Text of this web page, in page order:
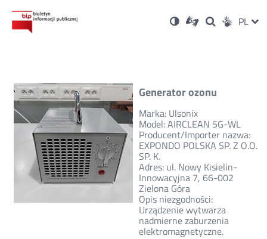
Ustawienia
Wersja
kontrastowa
Dla
niesłyszących
OtwórzOtwórz
w
Otwórz
w
Social PL
Generator ozonu
Marka: Ulsonix
Model: AIRCLEAN 5G-WL
Producent/Importer nazwa:
EXPONDO POLSKA SP. Z O.O.
SP. K.
Adres: ul. Nowy Kisielin-
Innowacyjna 7, 66-002
Zielona Góra
Opis niezgodności:
Urządzenie wytwarza
nadmierne zaburzenia
elektromagnetyczne.